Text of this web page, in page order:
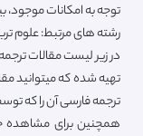
توجه به امکانات موجود،
رشته های مرتبط: علوم
در زیر لیست مقالات
تهیه شده که میتوانید
ترجمه فارسی آن را که
همچنین برای مشاهده